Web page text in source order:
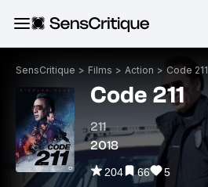
SensCritique > Films > Action > Code 211
Code 211
211
2018
204 66 5